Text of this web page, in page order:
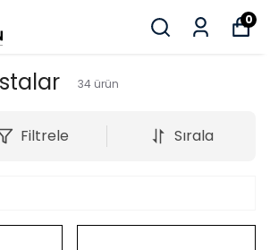
0
34 ürün
Filtrele Sırala